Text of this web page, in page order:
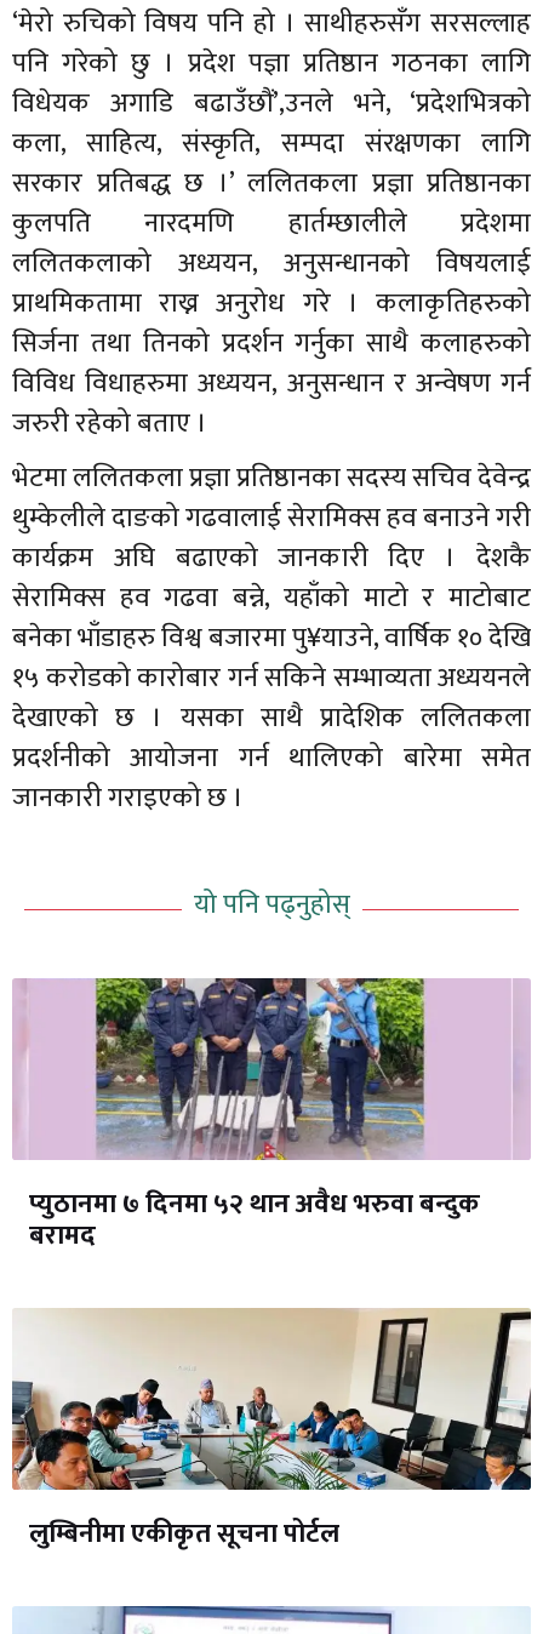
‘मेरो रुचिको विषय पनि हो । साथीहरुसँग सरसल्लाह
पनि गरेको छु । प्रदेश पज्ञा प्रतिष्ठान गठनका लागि
विधेयक अगाडि बढाउँछौं’,उनले भने, ‘प्रदेशभित्रको
कला, साहित्य, संस्कृति, सम्पदा संरक्षणका लागि
सरकार प्रतिबद्ध छ ।’ ललितकला प्रज्ञा प्रतिष्ठानका
कुलपति नारदमणि हार्तम्छालीले प्रदेशमा
ललितकलाको अध्ययन, अनुसन्धानको विषयलाई
प्राथमिकतामा राख्न अनुरोध गरे । कलाकृतिहरुको
सिर्जना तथा तिनको प्रदर्शन गर्नुका साथै कलाहरुको
विविध विधाहरुमा अध्ययन, अनुसन्धान र अन्वेषण गर्न
जरुरी रहेको बताए ।
भेटमा ललितकला प्रज्ञा प्रतिष्ठानका सदस्य सचिव देवेन्द्र
थुम्केलीले दाङको गढवालाई सेरामिक्स हव बनाउने गरी
कार्यक्रम अघि बढाएको जानकारी दिए । देशकै
सेरामिक्स हव गढवा बन्ने, यहाँको माटो र माटोबाट
बनेका भाँडाहरु विश्व बजारमा पु¥याउने, वार्षिक १० देखि
१५ करोडको कारोबार गर्न सकिने सम्भाव्यता अध्ययनले
देखाएको छ । यसका साथै प्रादेशिक ललितकला
प्रदर्शनीको आयोजना गर्न थालिएको बारेमा समेत
जानकारी गराइएको छ ।
यो पनि पढ्नुहोस्
प्युठानमा ७ दिनमा ५२ थान अवैध भरुवा बन्दुक
बरामद
लुम्बिनीमा एकीकृत सूचना पोर्टल